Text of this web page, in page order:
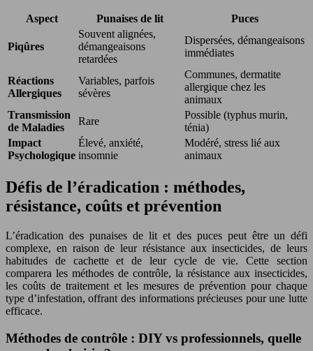
Aspect Punaises de lit Puces
Piqûres
Souvent alignées,
démangeaisons
retardées
Dispersées, démangeaisons
immédiates
Réactions
Allergiques
Variables, parfois
sévères
Communes, dermatite
allergique chez les
animaux
Transmission
de Maladies
Rare
Possible (typhus murin,
ténia)
Impact
Psychologique
Élevé, anxiété,
insomnie
Modéré, stress lié aux
animaux
Défis de l’éradication : méthodes,
résistance, coûts et prévention
L’éradication des punaises de lit et des puces peut être un défi
complexe, en raison de leur résistance aux insecticides, de leurs
habitudes de cachette et de leur cycle de vie. Cette section
comparera les méthodes de contrôle, la résistance aux insecticides,
les coûts de traitement et les mesures de prévention pour chaque
type d’infestation, offrant des informations précieuses pour une lutte
efficace.
Méthodes de contrôle : DIY vs professionnels, quelle